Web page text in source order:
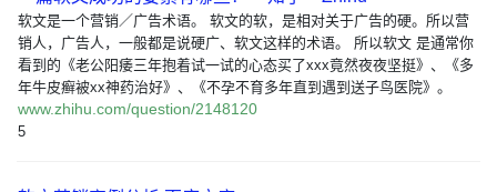
软文是一个营销／广告术语。 软文的软，是相对关于广告的硬。所以营
销人，广告人，一般都是说硬广、软文这样的术语。 所以软文 是通常你
看到的《老公阳痿三年抱着试一试的心态买了xxx竟然夜夜坚挺》、《多
年牛皮癣被xx神药治好》、《不孕不育多年直到遇到送子鸟医院》。
www.zhihu.com/question/2148120
5